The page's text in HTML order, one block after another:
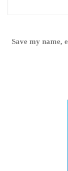
Save my name,